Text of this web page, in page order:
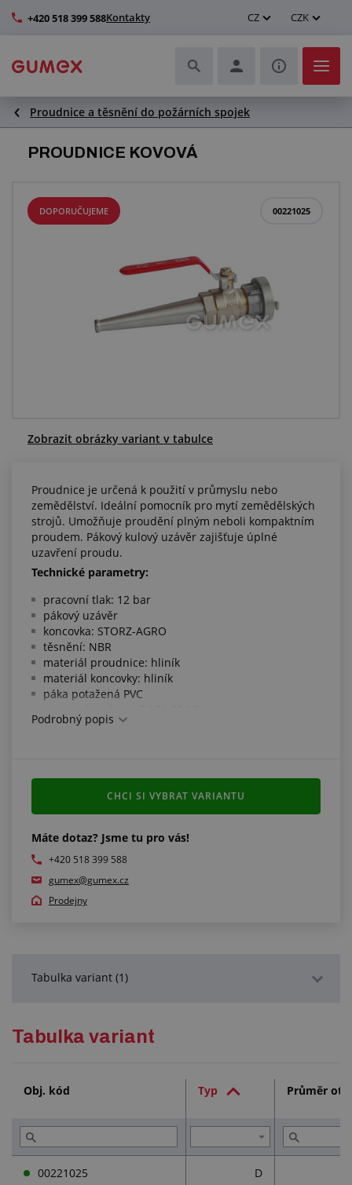
+420 518 399 588Kontakty CZ CZK
Hadice a jejich kompletace
Profily a výroba těsnění
Technické plasty
Zlepšení pracovního prostředí
Další pryžové a plastové výrobky
O nás a kariéra
Proudnice a těsnění do požárních spojek
PROUDNICE KOVOVÁ
00221025
DOPORUČUJEME
Zobrazit obrázky variant v tabulce
Proudnice je určená k použití v průmyslu nebo
zemědělství. Ideální pomocník pro mytí zemědělských
strojů. Umožňuje proudění plným neboli kompaktním
proudem. Pákový kulový uzávěr zajišťuje úplné
uzavření proudu.
Technické parametry:
pracovní tlak: 12 bar
pákový uzávěr
koncovka: STORZ-AGRO
těsnění: NBR
materiál proudnice: hliník
materiál koncovky: hliník
páka potažená PVC
Podrobný popis
Máte dotaz? Jsme tu pro vás!
+420 518 399 588
gumex@gumex.cz
Prodejny
CHCI SI VYBRAT VARIANTU
Tabulka variant (1)
Tabulka variant
Obj. kód Typ Průměr
00221025 D